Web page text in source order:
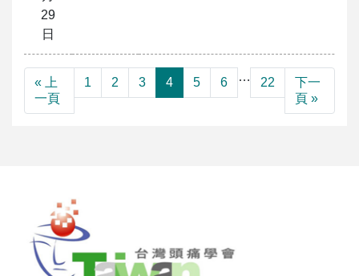
29
日
« 上
一頁
1 2 3 4 5 6 … 22
下一
頁 »